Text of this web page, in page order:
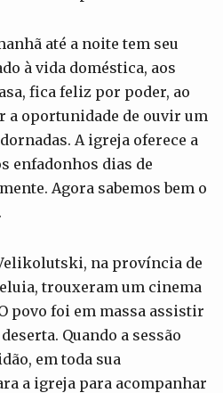
até a noite tem seu
à vida doméstica, aos
fica feliz por poder, ao
a oportunidade de ouvir um
A igreja oferece a
enfadonhos dias de
Agora sabemos bem o
na província de
trouxeram um cinema
povo foi em massa assistir
Quando a sessão
em toda sua
a igreja para acompanhar